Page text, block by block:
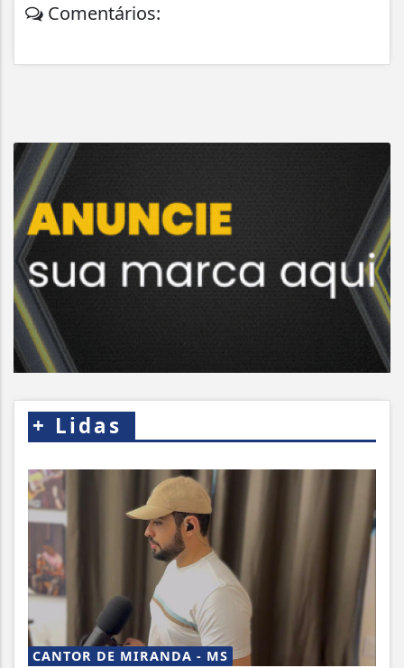
Comentários:
+ Lidas
CANTOR DE MIRANDA - MS